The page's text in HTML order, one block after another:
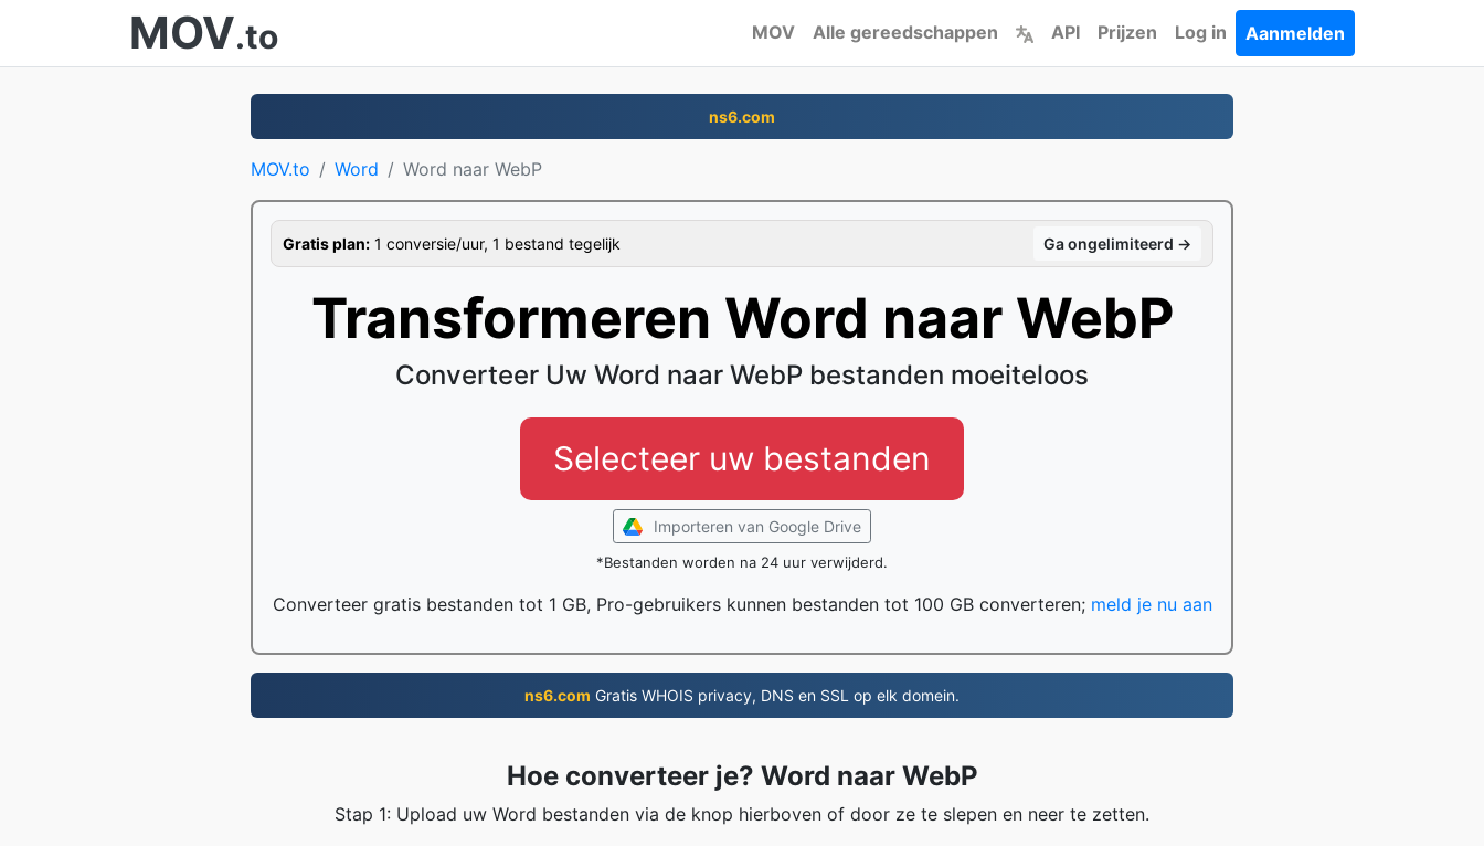
MOV.to MOV Alle gereedschappen API Prijzen Log in Aanmelden
ns6.com
MOV.to Word Word naar WebP
Gratis plan: 1 conversie/uur, 1 bestand tegelijk Ga ongelimiteerd →
Transformeren Word naar WebP
Converteer Uw Word naar WebP bestanden moeiteloos
Selecteer uw bestanden
Importeren van Google Drive
*Bestanden worden na 24 uur verwijderd.
Converteer gratis bestanden tot 1 GB, Pro-gebruikers kunnen bestanden tot 100 GB converteren; meld je nu aan
ns6.com Gratis WHOIS privacy, DNS en SSL op elk domein.
Hoe converteer je? Word naar WebP
Stap 1: Upload uw Word bestanden via de knop hierboven of door ze te slepen en neer te zetten.